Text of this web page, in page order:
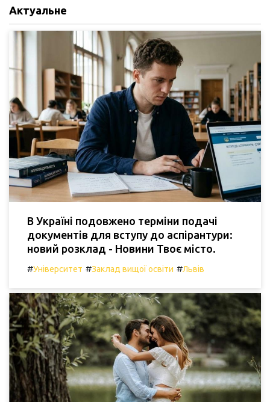
Актуальне
В Україні подовжено терміни подачі
документів для вступу до аспірантури:
новий розклад - Новини Твоє місто.
#Університет #Заклад вищої освіти #Львів